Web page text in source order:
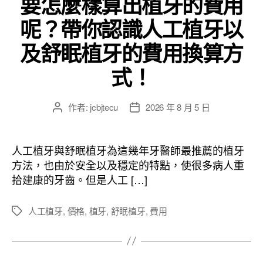
呢？帶你認識人工植牙以
及舒眠植牙的費用換算方
式！
文
者
作者: jcbjtecu
文
佈
日
期
2026 年 8 月 5 日
人工植牙與舒眠植牙為這幾年牙醫師最推薦的植牙
方法，也由於安全以及穩定的特點，使很多病人重
拾建康的牙齒。但是人工 […]
標
人工植牙, 價格, 植牙, 舒眠植牙, 費用